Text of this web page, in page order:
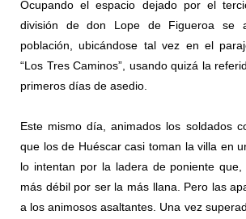
Ocupando el espacio dejado por el
división de don Lope de Figueroa se
población, ubicándose tal vez en el
“Los Tres Caminos”, usando quizá la
primeros días de asedio.
Este mismo día, animados los soldados
que los de Huéscar casi toman la villa en
lo intentan por la ladera de poniente
más débil por ser la más llana. Pero las
a los animosos asaltantes. Una vez